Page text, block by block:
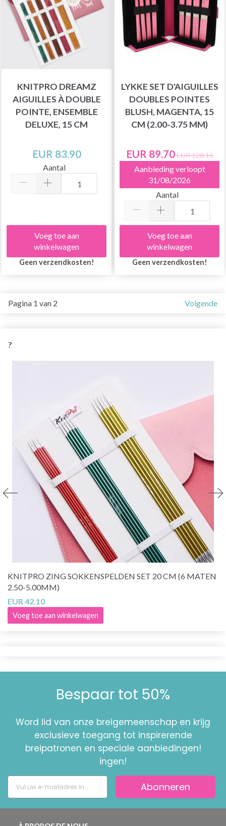
KNITPRO DREAMZ
AIGUILLES À DOUBLE
POINTE, ENSEMBLE
DELUXE, 15 CM
EUR 83.90
Aantal
Voeg toe aan
winkelwagen
Geen verzendkosten!
LYKKE SET D'AIGUILLES
DOUBLES POINTES
BLUSH, MAGENTA, 15
CM (2.00-3.75 MM)
EUR 89.70EUR 128.15
Aanbieding verloopt
31/08/2026
Aantal
Voeg toe aan
winkelwagen
Geen verzendkosten!
Pagina 1 van 2 Volgende
?
KNITPRO ZING SOKKENSPELDEN SET 20 CM (6 MATEN
2.50-5.00MM)
EUR 42.10
Voeg toe aan winkelwagen
Bespaar tot 50%
Word lid van onze breigemeenschap en krijg
exclusieve toegang tot inspirerende
breipatronen en speciale aanbiedingen!
ingen!
Abonneren